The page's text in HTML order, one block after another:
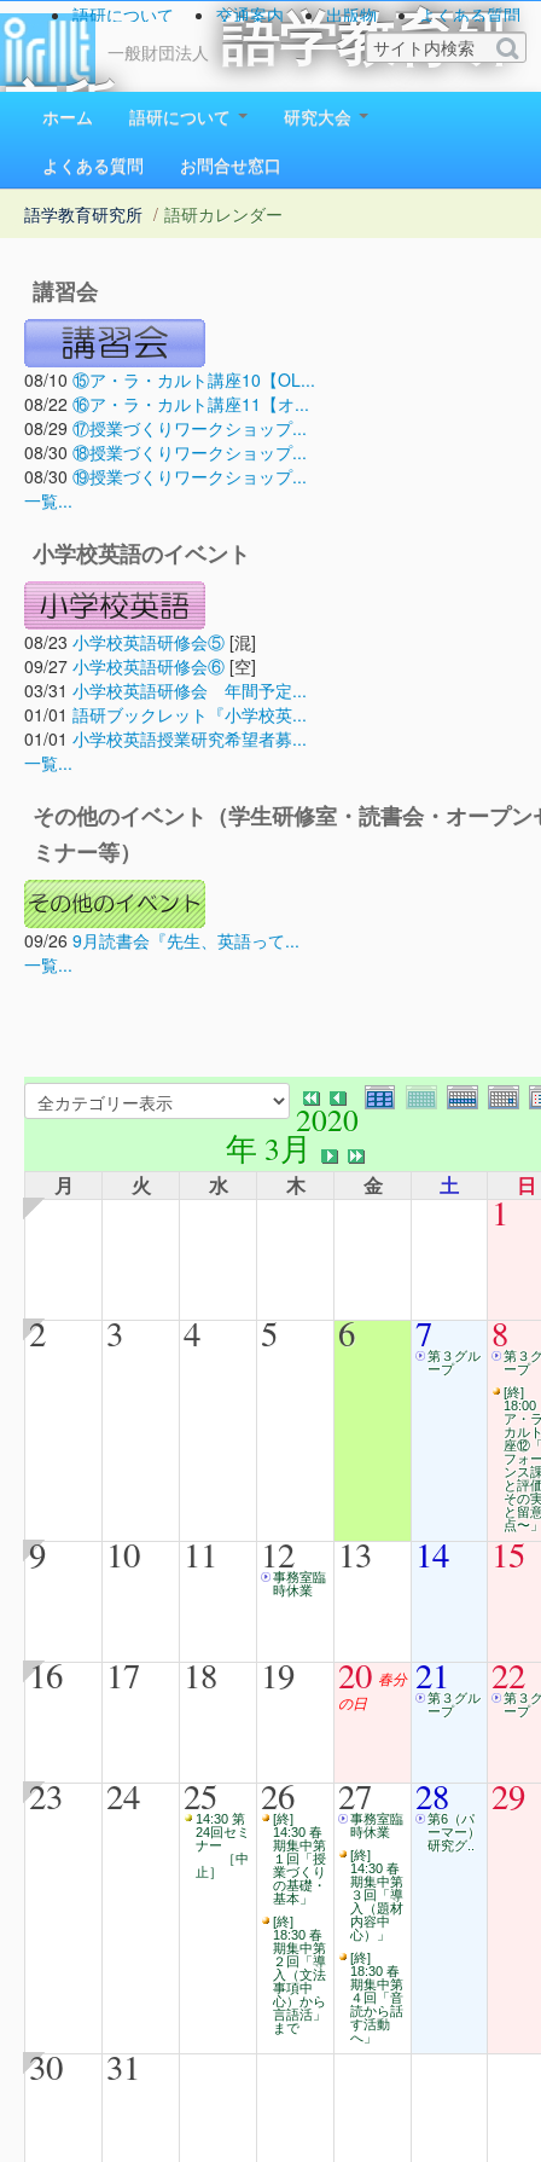
一般財団法人
語学教育研
究所
1923（大正12）年創立
語研について 交通案内 出版物
よくある質問
お問い合わせ
ホーム 語研について
研究大会
よくある質問
お問合せ窓口
語学教育研究所 / 語研カレンダー
講習会
08/10 ⑮ア・ラ・カルト講座10【OL...
08/22 ⑯ア・ラ・カルト講座11【オ...
08/29 ⑰授業づくりワークショップ...
08/30 ⑱授業づくりワークショップ...
08/30 ⑲授業づくりワークショップ...
一覧...
小学校英語のイベント
08/23 小学校英語研修会⑤ [混]
09/27 小学校英語研修会⑥ [空]
03/31 小学校英語研修会 年間予定...
01/01 語研ブックレット『小学校英...
01/01 小学校英語授業研究希望者募...
一覧...
その他のイベント（学生研修室・読書会・オープン
ミナー等）
09/26 9月読書会『先生、英語って...
一覧...
2020
年 3月
月 火 水 木 金 土 日
1
2 3 4 5 6 7第３グル
ープ
8第３
ープ
[終]
18:00
ア・
カル
座⑫
フォ
ンス
と評
その
と留
点〜
9 10 11 12
事務室臨
時休業
13 14 15
16 17 18 19 20 春分
の日
21
第３グル
ープ
22
第３
ープ
23 24 25
14:30 第
24回セミ
ナー
［中
止］
26
[終]
14:30 春
期集中第
１回「授
業づくり
の基礎・
基本」
[終]
18:30 春
期集中第
２回「導
入（文法
事項中
心）から
言語活」
まで
27
事務室臨
時休業
[終]
14:30 春
期集中第
３回「導
入（題材
内容中
心）」
[終]
18:30 春
期集中第
４回「音
読から話
す活動
へ」
28
第6（パ
ーマー）
研究グ..
29
30 31